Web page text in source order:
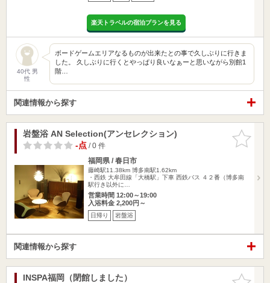
楽天トラベルの宿泊プランを見る
40代 男
性
ボードゲームエリアなるものが出来たとの事で久しぶりに行きま
した。 久しぶりに行くとやっぱり良いなぁーと思いながら別館1
階…
関連情報から探す
お気に入
りに追加
岩盤浴 AN Selection(アンセレクション)
-点/ 0 件
福岡県 / 春日市
藤崎駅11.38km 博多南駅1.62km
・西鉄 大牟田線「大橋駅」下車 西鉄バス ４２番（博多南
駅行き以外に…
営業時間 12:00～19:00
入浴料金 2,200円～
日帰り 岩盤浴
関連情報から探す
お気に入
INSPA福岡（閉館しました）